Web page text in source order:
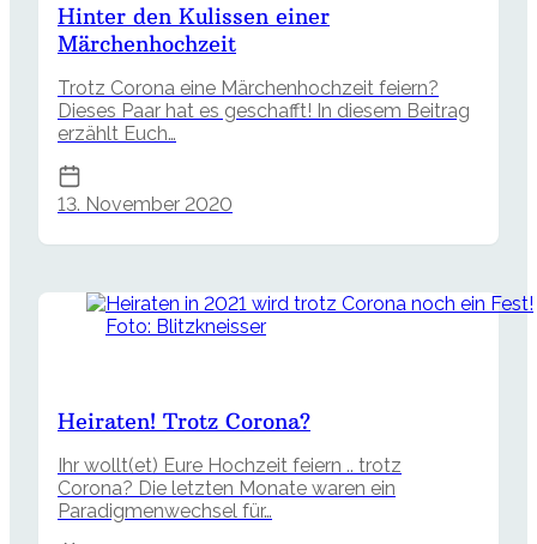
Hinter den Kulissen einer
Märchenhochzeit
Trotz Corona eine Märchenhochzeit feiern?
Dieses Paar hat es geschafft! In diesem Beitrag
erzählt Euch…
13. November 2020
Foto: Blitzkneisser
Heiraten! Trotz Corona?
Ihr wollt(et) Eure Hochzeit feiern .. trotz
Corona? Die letzten Monate waren ein
Paradigmenwechsel für…